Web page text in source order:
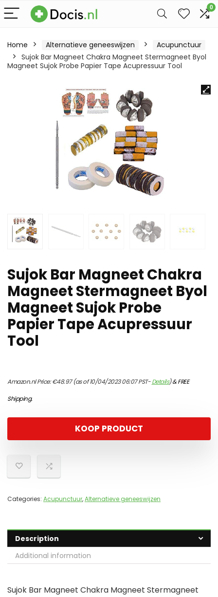
0
Home Alternatieve geneeswijzen
Acupunctuur
Sujok Bar Magneet Chakra Magneet Stermagneet Byol
Magneet Sujok Probe Papier Tape Acupressuur Tool
Sujok Bar Magneet Chakra
Magneet Stermagneet Byol
Magneet Sujok Probe
Papier Tape Acupressuur
Tool
Amazon.nl Price:€48.97(as of 10/04/2023 06:07 PST-Details)&FREE
Shipping.
KOOP PRODUCT
Categories: Acupunctuur,Alternatieve geneeswijzen
Description
Additional information
Sujok Bar Magneet Chakra Magneet Stermagneet